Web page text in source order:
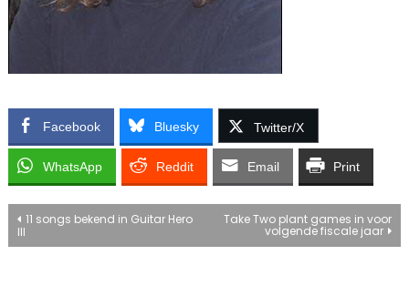
Facebook Bluesky Twitter/X
WhatsApp Reddit Email Print
Bericht
11 songs bekend in Guitar Hero
III
Take Two plant games in voor
volgende fiscale jaar